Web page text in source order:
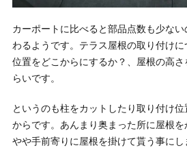
カーポートに比べると部品点数も少な
わるようです。テラス屋根の取り付け
位置をどこからにするか？、屋根の高
らいです。
というのも柱をカットしたり取り付け
からです。あんまり奥まった所に屋根を
やや手前寄りに屋根を掛けて貰う事にし